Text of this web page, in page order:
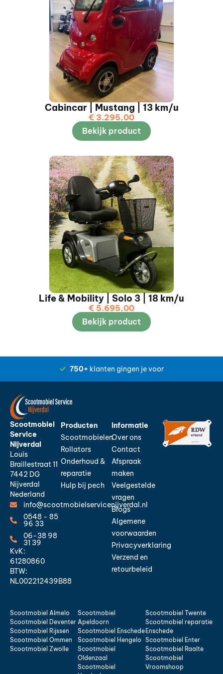
Cabincar | Mustang | 13 km/u
€ 3.295,00
Bekijk product
Life & Mobility | Solo 3 | 18 km/u
€ 5.695,00
Bekijk product
750+ klanten gingen je voor
Scootmobiel
Service
Nijverdal
Louis
Braillestraat 11
7442 DG
Nijverdal
Nederland
info@scootmobielservicenijverdal.nl
0548 - 85
96 33
06-38 98
31 39
KvK:
61280860
BTW:
NL002212439B88
Producten
Scootmobielen
Rollators
Onderhoud &
reparatie
Hulp bij pech
Informatie
Over ons
Contact
Afspraak
maken
Veelgestelde
vragen
Blogs
Algemene
voorwaarden
Privacyverklaring
Verzend en
retourbeleid
Scootmobiel Almelo
Scootmobiel Deventer
Scootmobiel Rijssen
Scootmobiel Ommen
Scootmobiel Zwolle
Scootmobiel
Apeldoorn
Scootmobiel Enschede
Scootmobiel Hengelo
Scootmobiel
Oldenzaal
Scootmobiel
Scootmobiel Twente
Scootmobiel reparatie
Enschede
Scootmobiel Enter
Scootmobiel Raalte
Scootmobiel
Vroomshoop